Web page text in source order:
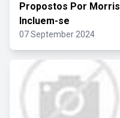
Propostos Por Morris
Incluem-se
07 September 2024